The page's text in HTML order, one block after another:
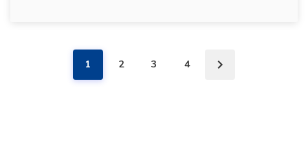
1 2 3 4